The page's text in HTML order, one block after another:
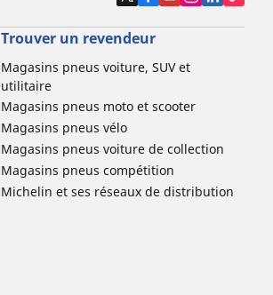
Trouver un revendeur
Magasins pneus voiture, SUV et
utilitaire
Magasins pneus moto et scooter
Magasins pneus vélo
Magasins pneus voiture de collection
Magasins pneus compétition
Michelin et ses réseaux de distribution